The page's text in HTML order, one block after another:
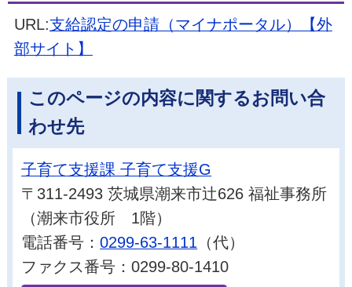
URL:支給認定の申請（マイナポータル）【外
部サイト】
このページの内容に関するお問い合
わせ先
子育て支援課 子育て支援G
〒311-2493 茨城県潮来市辻626 福祉事務所
（潮来市役所 1階）
電話番号：0299-63-1111 （代）
ファクス番号：0299-80-1410